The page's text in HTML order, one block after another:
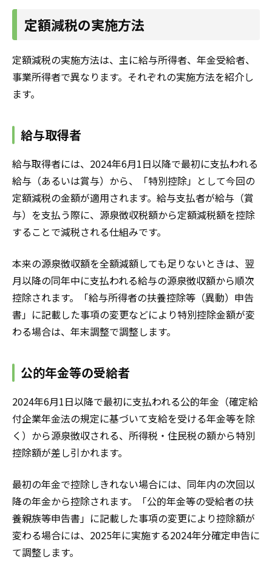
定額減税の実施方法
定額減税の実施方法は、主に給与所得者、年金受給者、
事業所得者で異なります。それぞれの実施方法を紹介し
ます。
給与取得者
給与取得者には、2024年6月1日以降で最初に支払われる
給与（あるいは賞与）から、「特別控除」として今回の
定額減税の金額が適用されます。給与支払者が給与（賞
与）を支払う際に、源泉徴収税額から定額減税額を控除
することで減税される仕組みです。
本来の源泉徴収額を全額減額しても足りないときは、翌
月以降の同年中に支払われる給与の源泉徴収額から順次
控除されます。「給与所得者の扶養控除等（異動）申告
書」に記載した事項の変更などにより特別控除金額が変
わる場合は、年末調整で調整します。
公的年金等の受給者
2024年6月1日以降で最初に支払われる公的年金（確定給
付企業年金法の規定に基づいて支給を受ける年金等を除
く）から源泉徴収される、所得税・住民税の額から特別
控除額が差し引かれます。
最初の年金で控除しきれない場合には、同年内の次回以
降の年金から控除されます。「公的年金等の受給者の扶
養親族等申告書」に記載した事項の変更により控除額が
変わる場合には、2025年に実施する2024年分確定申告に
て調整します。